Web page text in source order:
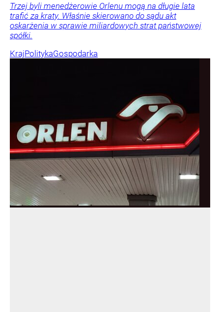
Trzej byli menedżerowie Orlenu mogą na długie lata
trafić za kraty. Właśnie skierowano do sądu akt
oskarżenia w sprawie miliardowych strat państwowej
spółki.
KrajPolitykaGospodarka